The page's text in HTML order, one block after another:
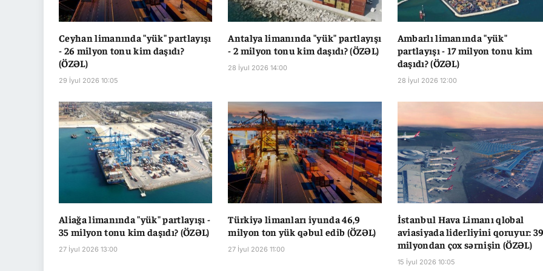
Ceyhan limanında "yük" partlayışı
- 26 milyon tonu kim daşıdı?
(ÖZƏL)
29 İyul 2026 10:05
Antalya limanında "yük" partlayışı
- 2 milyon tonu kim daşıdı? (ÖZƏL)
28 İyul 2026 14:00
Ambarlı limanında "yük"
partlayışı - 17 milyon tonu kim
daşıdı? (ÖZƏL)
28 İyul 2026 12:00
Aliağa limanında "yük" partlayışı -
35 milyon tonu kim daşıdı? (ÖZƏL)
27 İyul 2026 13:00
Türkiyə limanları iyunda 46,9
milyon ton yük qəbul edib (ÖZƏL)
27 İyul 2026 11:00
İstanbul Hava Limanı qlobal
aviasiyada liderliyini qoruyur:
milyondan çox sərnişin (ÖZƏL)
15 İyul 2026 10:05